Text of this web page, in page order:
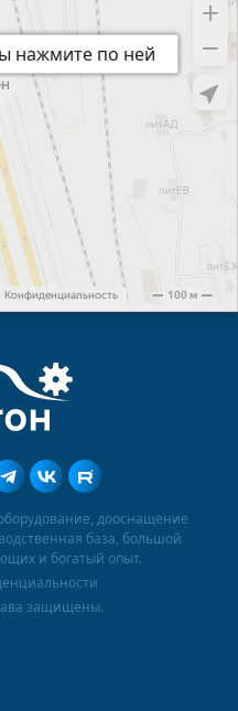
нажмите по ней
нажмите по ней
дооснащение
база, большой
и богатый опыт.
защищены.